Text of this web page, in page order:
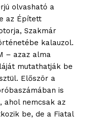
olvasható a
az Épített
Szakmár
kalauzol.
– azaz alma
mutathatják be
Először a
is
ahol nemcsak az
be, de a Fiatal